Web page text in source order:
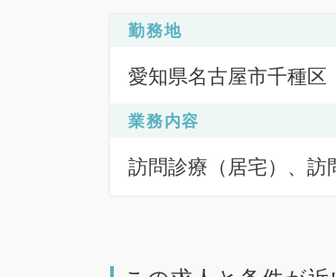
勤務地
愛知県名古屋市千種区
業務内容
訪問診療（居宅）、訪